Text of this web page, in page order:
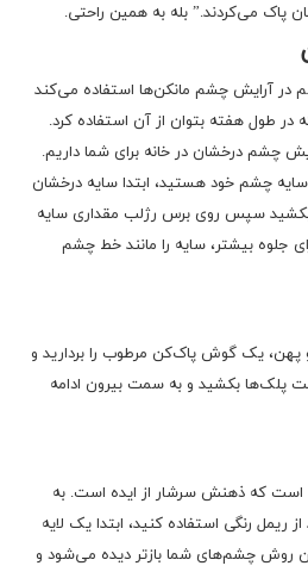
پاک می‌کردند.” بله به همین راحتی.
در آرایش چشم مانکن‌ها استفاده می‌کند
طول هفته بتوان از آن استفاده کرد.
چشم درخشان در خانه برای شما داریم.
چشم خود هستید، ابتدا سایه درخشان
سپس روی برس رژلب مقداری سایه
جلوه بیشتر، سایه را مانند خط چشم
یک گوش‌ پاک‌کن مرطوب را بردارید و
بکشید و به سمت بیرون ادامه
است که ذهنش سرشار از ایده است. به
ریمل رنگی استفاده کنید، ابتدا یک لایه
روش چشم‌های شما بازتر دیده می‌شود و